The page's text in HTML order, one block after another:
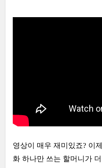
영상이 매우 재미있죠? 이
화 하나만 쓰는 할머니가